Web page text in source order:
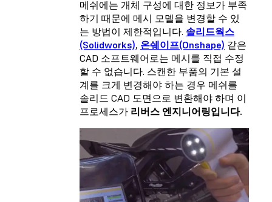
메쉬에는 개체 구성에 대한 정보가 부족
하기 때문에 메시 모델을 변경할 수 있
는 방법이 제한적입니다. 솔리드웍스
(Solidworks), 온쉐이프(Onshape) 같은
CAD 소프트웨어로는 메시를 직접 수정
할 수 없습니다. 스캔한 부품의 기본 설
계를 크게 변경해야 하는 경우 메쉬를
솔리드 CAD 도면으로 변환해야 하며 이
프로세스가 리버스 엔지니어링입니다.